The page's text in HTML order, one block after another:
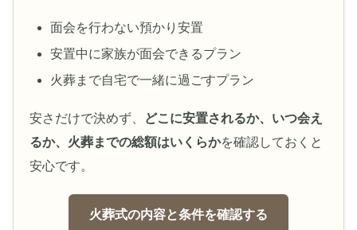
面会を行わない預かり安置
安置中に家族が面会できるプラン
火葬まで自宅で一緒に過ごすプラン
安さだけで決めず、
どこに安置されるか、いつ会え
るか、火葬までの総額はいくらかを確認しておくと
安心です。
火葬式の内容と条件を確認する